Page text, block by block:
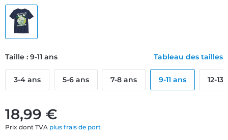
18,99 €
Prix dont TVA plus frais de port
Taille : 9-11 ans Tableau des tailles
3-4 ans 5-6 ans 7-8 ans 9-11 ans 12-13